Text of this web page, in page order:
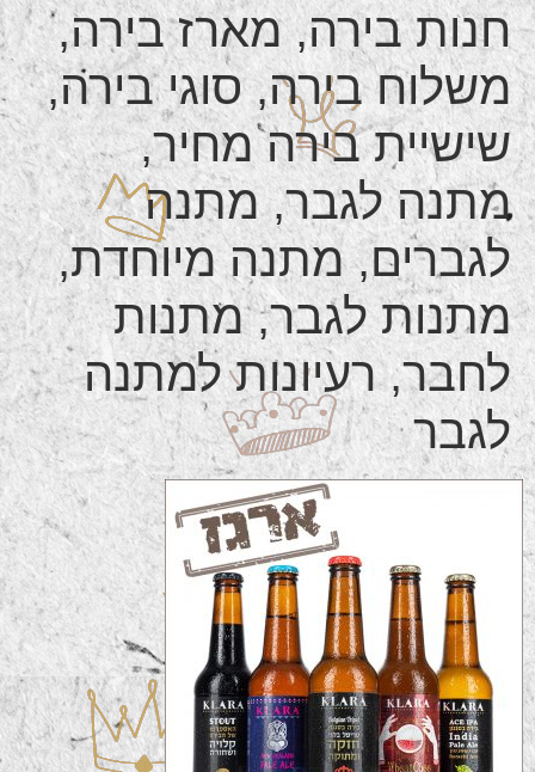
חנות בירה, מארז בירה,
משלוח בירה, סוגי בירה,
שישיית בירה מחיר,
מתנה לגבר, מתנה
לגברים, מתנה מיוחדת,
מתנות לגבר, מתנות
לחבר, רעיונות למתנה
לגבר